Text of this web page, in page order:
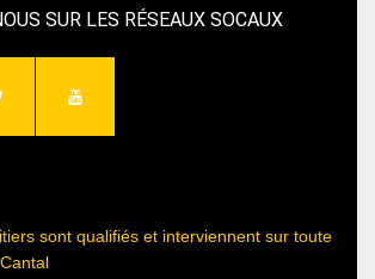
SUR LES RÉSEAUX SOCAUX
sont qualifiés et interviennent sur toute